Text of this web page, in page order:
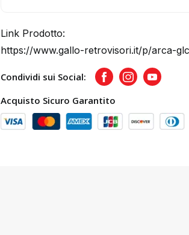
Link Prodotto:
https://www.gallo-retrovisori.it/p/arca-
Condividi sui Social: FacebookInstagramYoutube
Acquisto Sicuro Garantito